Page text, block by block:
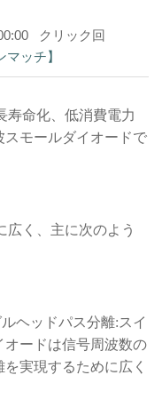
クリック回
マッチ】
寿命化、低消費電力
モールダイオードで
広く、主に次のよう
ヘッドパス分離:スイ
オードは信号周波数の
実現するために広く